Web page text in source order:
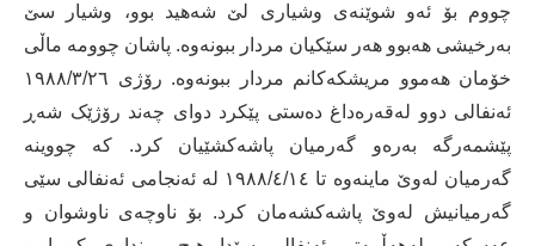
چووم بۆ ئەو شوێنەی وشیاری لێ شەھید بوو، وشیار سێ
بەرخیشی ھەبوو ھەر سێکیان مردار ببونەوە. پاشان چوومە ماڵی
خۆمان ھەموو مریشکەکانم مردار ببونەوە. رۆژی ١٩٨٨/٣/٢٦
ئەنفالی دوو لەقەرەداغ دەستی پێکرد دوای چەند رۆژێک شەڕ
پێشمەرگە بەرەو گەرمیان پاشەکشێیان کرد. کە چووینە
گەرمیان لەوێ ماینەوە تا ١٩٨٨/٤/١٤ لە ئەنجامی ئەنفالی سێی
گەرمیانیش لەوێ پاشەکشەمان کرد. بۆ ناوچەی ناوشوان و